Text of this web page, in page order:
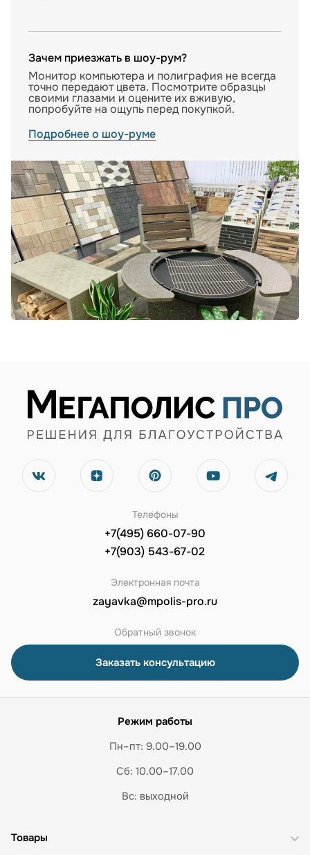
Зачем приезжать в шоу-рум?
Монитор компьютера и полиграфия не всегда
точно передают цвета. Посмотрите образцы
своими глазами и оцените их вживую,
попробуйте на ощупь перед покупкой.
Подробнее о шоу-руме
Телефоны
+7(495) 660-07-90
+7(903) 543-67-02
Электронная почта
zayavka@mpolis-pro.ru
Обратный звонок
Заказать консультацию
Режим работы
Пн–пт: 9.00–19.00
Сб: 10.00–17.00
Вс: выходной
Товары